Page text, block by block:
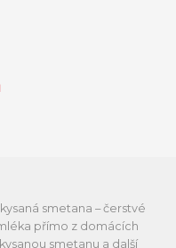
smetana – čerstvé
přímo z domácích
smetanu a další